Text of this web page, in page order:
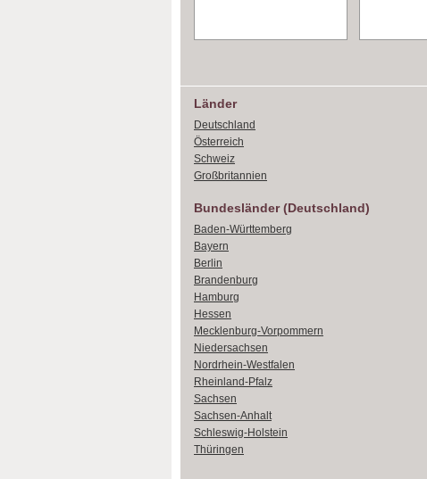
Länder
Deutschland
Österreich
Schweiz
Großbritannien
Bundesländer (Deutschland)
Baden-Württemberg
Bayern
Berlin
Brandenburg
Hamburg
Hessen
Mecklenburg-Vorpommern
Niedersachsen
Nordrhein-Westfalen
Rheinland-Pfalz
Sachsen
Sachsen-Anhalt
Schleswig-Holstein
Thüringen